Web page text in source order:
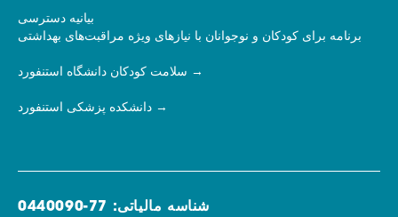
بیانیه دسترسی
برنامه برای کودکان و نوجوانان با نیازهای ویژه مراقبت‌های بهداشتی
سلامت کودکان دانشگاه استنفورد
دانشکده پزشکی استنفورد
شناسه مالیاتی: 77-0440090